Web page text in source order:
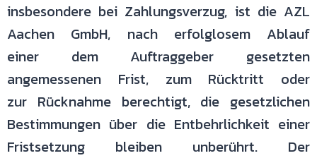
insbesondere bei Zahlungsverzug, ist die AZL
Aachen GmbH, nach erfolglosem Ablauf
einer dem Auftraggeber gesetzten
angemessenen Frist, zum Rücktritt oder
zur Rücknahme berechtigt, die gesetzlichen
Bestimmungen über die Entbehrlichkeit einer
Fristsetzung bleiben unberührt. Der